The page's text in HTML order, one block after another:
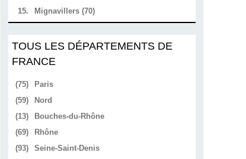
15.
Mignavillers (70)
TOUS LES DÉPARTEMENTS DE
FRANCE
(75)
Paris
(59)
Nord
(13)
Bouches-du-Rhône
(69)
Rhône
(93)
Seine-Saint-Denis